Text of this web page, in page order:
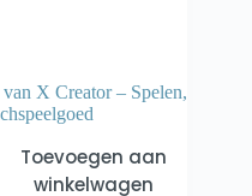
X Creator – Spelen,
Toevoegen aan
winkelwagen